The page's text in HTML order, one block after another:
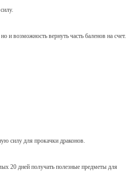
и возможность вернуть часть баленов на счет.
силу для прокачки драконов.
20 дней получать полезные предметы для